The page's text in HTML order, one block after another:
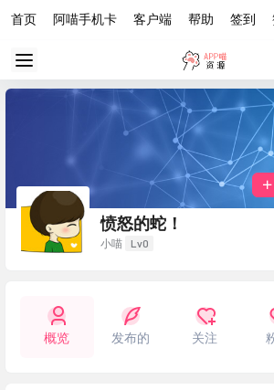
首页 阿喵手机卡 客户端 帮助 签到
愤怒的蛇！
小喵 Lv0
概览 发布的 关注